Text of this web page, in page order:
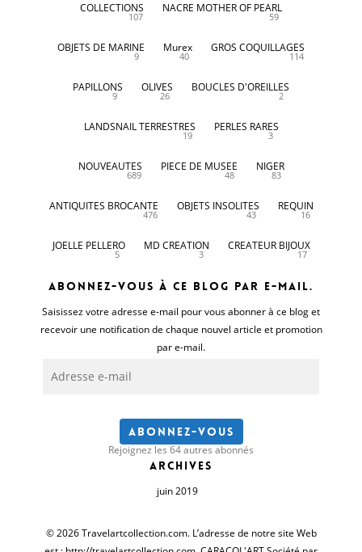
COLLECTIONS
107
NACRE MOTHER OF PEARL
59
OBJETS DE MARINE
9
Murex
40
GROS COQUILLAGES
114
PAPILLONS
9
OLIVES
26
BOUCLES D'OREILLES
2
LANDSNAIL TERRESTRES
19
PERLES RARES
3
NOUVEAUTES
689
PIECE DE MUSEE
48
NIGER
83
ANTIQUITES BROCANTE
476
OBJETS INSOLITES
43
REQUIN
16
JOELLE PELLERO
5
MD CREATION
3
CREATEUR BIJOUX
17
Abonnez-vous à ce blog par e-mail.
Saisissez votre adresse e-mail pour vous abonner à ce blog et
recevoir une notification de chaque nouvel article et promotion
par e-mail.
e-
Abonnez-vous
Rejoignez les 64 autres abonnés
Archives
juin 2019
© 2026 Travelartcollection.com. L’adresse de notre site Web